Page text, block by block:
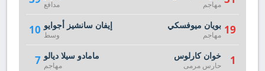
مدافع
10 إيفان سانشيز أجوايو
وسط
7 مامادو سيلا ديالو
مهاجم
مهاجم
19 بويان ميوفسكي
مهاجم
1 خوان كارلوس
حارس مرمى